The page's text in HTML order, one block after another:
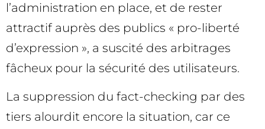
l’administration en place, et de rester
attractif auprès des publics « pro-liberté
d’expression », a suscité des arbitrages
fâcheux pour la sécurité des utilisateurs.
La suppression du fact-checking par des
tiers alourdit encore la situation, car ce